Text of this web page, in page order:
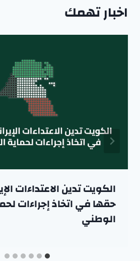
اخبار تهمك
الكويت تدين الاعتداءات
حقها في اتخاذ إجراءات
الوطني